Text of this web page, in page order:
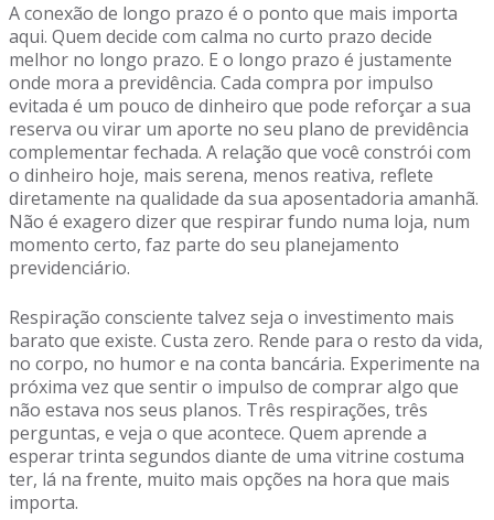
A conexão de longo prazo é o ponto que mais importa
aqui. Quem decide com calma no curto prazo decide
melhor no longo prazo. E o longo prazo é justamente
onde mora a previdência. Cada compra por impulso
evitada é um pouco de dinheiro que pode reforçar a sua
reserva ou virar um aporte no seu plano de previdência
complementar fechada. A relação que você constrói com
o dinheiro hoje, mais serena, menos reativa, reflete
diretamente na qualidade da sua aposentadoria amanhã.
Não é exagero dizer que respirar fundo numa loja, num
momento certo, faz parte do seu planejamento
previdenciário.
Respiração consciente talvez seja o investimento mais
barato que existe. Custa zero. Rende para o resto da vida,
no corpo, no humor e na conta bancária. Experimente na
próxima vez que sentir o impulso de comprar algo que
não estava nos seus planos. Três respirações, três
perguntas, e veja o que acontece. Quem aprende a
esperar trinta segundos diante de uma vitrine costuma
ter, lá na frente, muito mais opções na hora que mais
importa.